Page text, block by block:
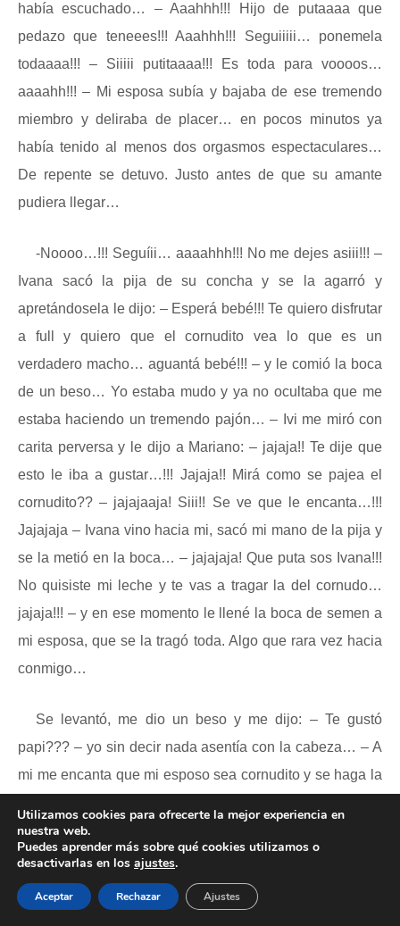
había escuchado… – Aaahhh!!! Hijo de putaaaa que
pedazo que teneees!!! Aaahhh!!! Seguiiiii… ponemela
todaaaa!!! – Siiiii putitaaaa!!! Es toda para voooos…
aaaahh!!! – Mi esposa subía y bajaba de ese tremendo
miembro y deliraba de placer… en pocos minutos ya
había tenido al menos dos orgasmos espectaculares…
De repente se detuvo. Justo antes de que su amante
pudiera llegar…
-Noooo…!!! Seguíii… aaaahhh!!! No me dejes asiii!!! –
Ivana sacó la pija de su concha y se la agarró y
apretándosela le dijo: – Esperá bebé!!! Te quiero disfrutar
a full y quiero que el cornudito vea lo que es un
verdadero macho… aguantá bebé!!! – y le comió la boca
de un beso… Yo estaba mudo y ya no ocultaba que me
estaba haciendo un tremendo pajón… – Ivi me miró con
carita perversa y le dijo a Mariano: – jajaja!! Te dije que
esto le iba a gustar…!!! Jajaja!! Mirá como se pajea el
cornudito?? – jajajaaja! Siii!! Se ve que le encanta…!!!
Jajajaja – Ivana vino hacia mi, sacó mi mano de la pija y
se la metió en la boca… – jajajaja! Que puta sos Ivana!!!
No quisiste mi leche y te vas a tragar la del cornudo…
jajaja!!! – y en ese momento le llené la boca de semen a
mi esposa, que se la tragó toda. Algo que rara vez hacia
conmigo…
Se levantó, me dio un beso y me dijo: – Te gustó
papi??? – yo sin decir nada asentía con la cabeza… – A
mi me encanta que mi esposo sea cornudito y se haga la
yendo hacia Mariano me dijo: – Pero todavía falta papi!!!
Vas a ver que dentro de un ratito te vas a hacer otra
paja…!!! – Le agarró la pija a Mariano se la metió en la
boca y la chupó un ratito como para asegurarse que siga
Utilizamos cookies para ofrecerte la mejor experiencia en
nuestra web.
Puedes aprender más sobre qué cookies utilizamos o
desactivarlas en los ajustes.
Aceptar Rechazar Ajustes